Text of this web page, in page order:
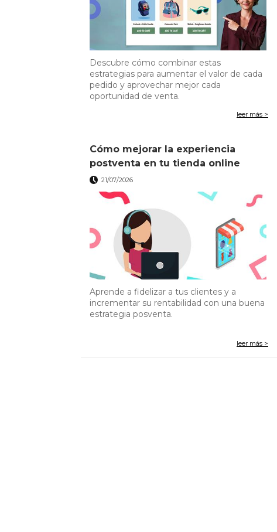
Descubre cómo combinar estas
estrategias para aumentar el valor de cada
pedido y aprovechar mejor cada
oportunidad de venta.
leer más >
Cómo mejorar la experiencia
postventa en tu tienda online
21/07/2026
Aprende a fidelizar a tus clientes y a
incrementar su rentabilidad con una buena
estrategia posventa.
leer más >